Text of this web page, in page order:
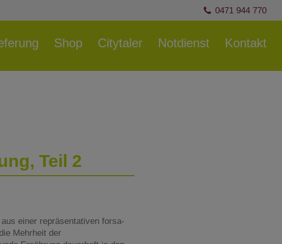
0471 944 770
Shop Citytaler Notdienst Kontakt
Teil 2
einer repräsentativen forsa-
Mehrheit der